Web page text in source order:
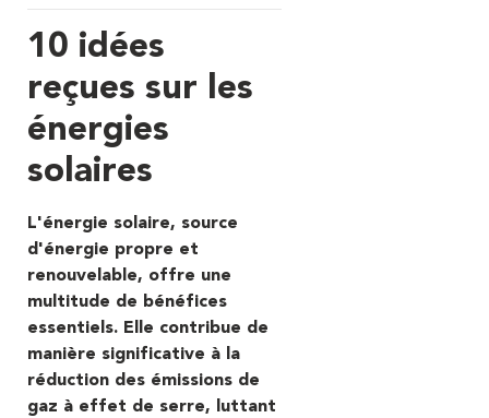
10 idées
reçues sur les
énergies
solaires
L'énergie solaire, source
d'énergie propre et
renouvelable, offre une
multitude de bénéfices
essentiels. Elle contribue de
manière significative à la
réduction des émissions de
gaz à effet de serre, luttant